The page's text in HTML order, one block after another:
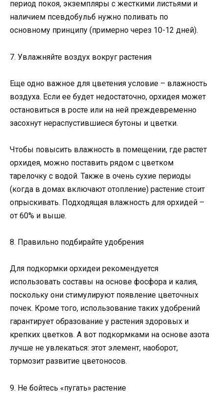
период покоя, экземпляры с жесткими листьями и
наличием псевдобульб нужно поливать по
основному принципу (примерно через 10-12 дней).
7. Увлажняйте воздух вокруг растения
Еще одно важное для цветения условие – влажность
воздуха. Если ее будет недостаточно, орхидея может
остановиться в росте или на ней преждевременно
засохнут нераспустившиеся бутоны и цветки.
Чтобы повысить влажность в помещении, где растет
орхидея, можно поставить рядом с цветком
тарелочку с водой. Также в очень сухие периоды
(когда в домах включают отопление) растение стоит
опрыскивать. Подходящая влажность для орхидей –
от 60% и выше.
8. Правильно подбирайте удобрения
Для подкормки орхидеи рекомендуется
использовать составы на основе фосфора и калия,
поскольку они стимулируют появление цветочных
почек. Кроме того, использование таких удобрений
гарантирует образование у растения здоровых и
крепких цветков. А вот подкормками на основе азота
лучше не увлекаться: этот элемент, наоборот,
тормозит развитие цветоносов.
9. Не бойтесь «пугать» растение